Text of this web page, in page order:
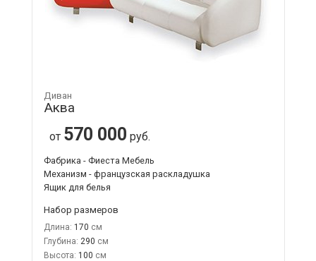
Диван
Аква
от 570 000 руб.
Фабрика - Фиеста Мебель
Механизм - французская раскладушка
Ящик для белья
Набор размеров
Длина: 170
Глубина: 290
Высота: 100